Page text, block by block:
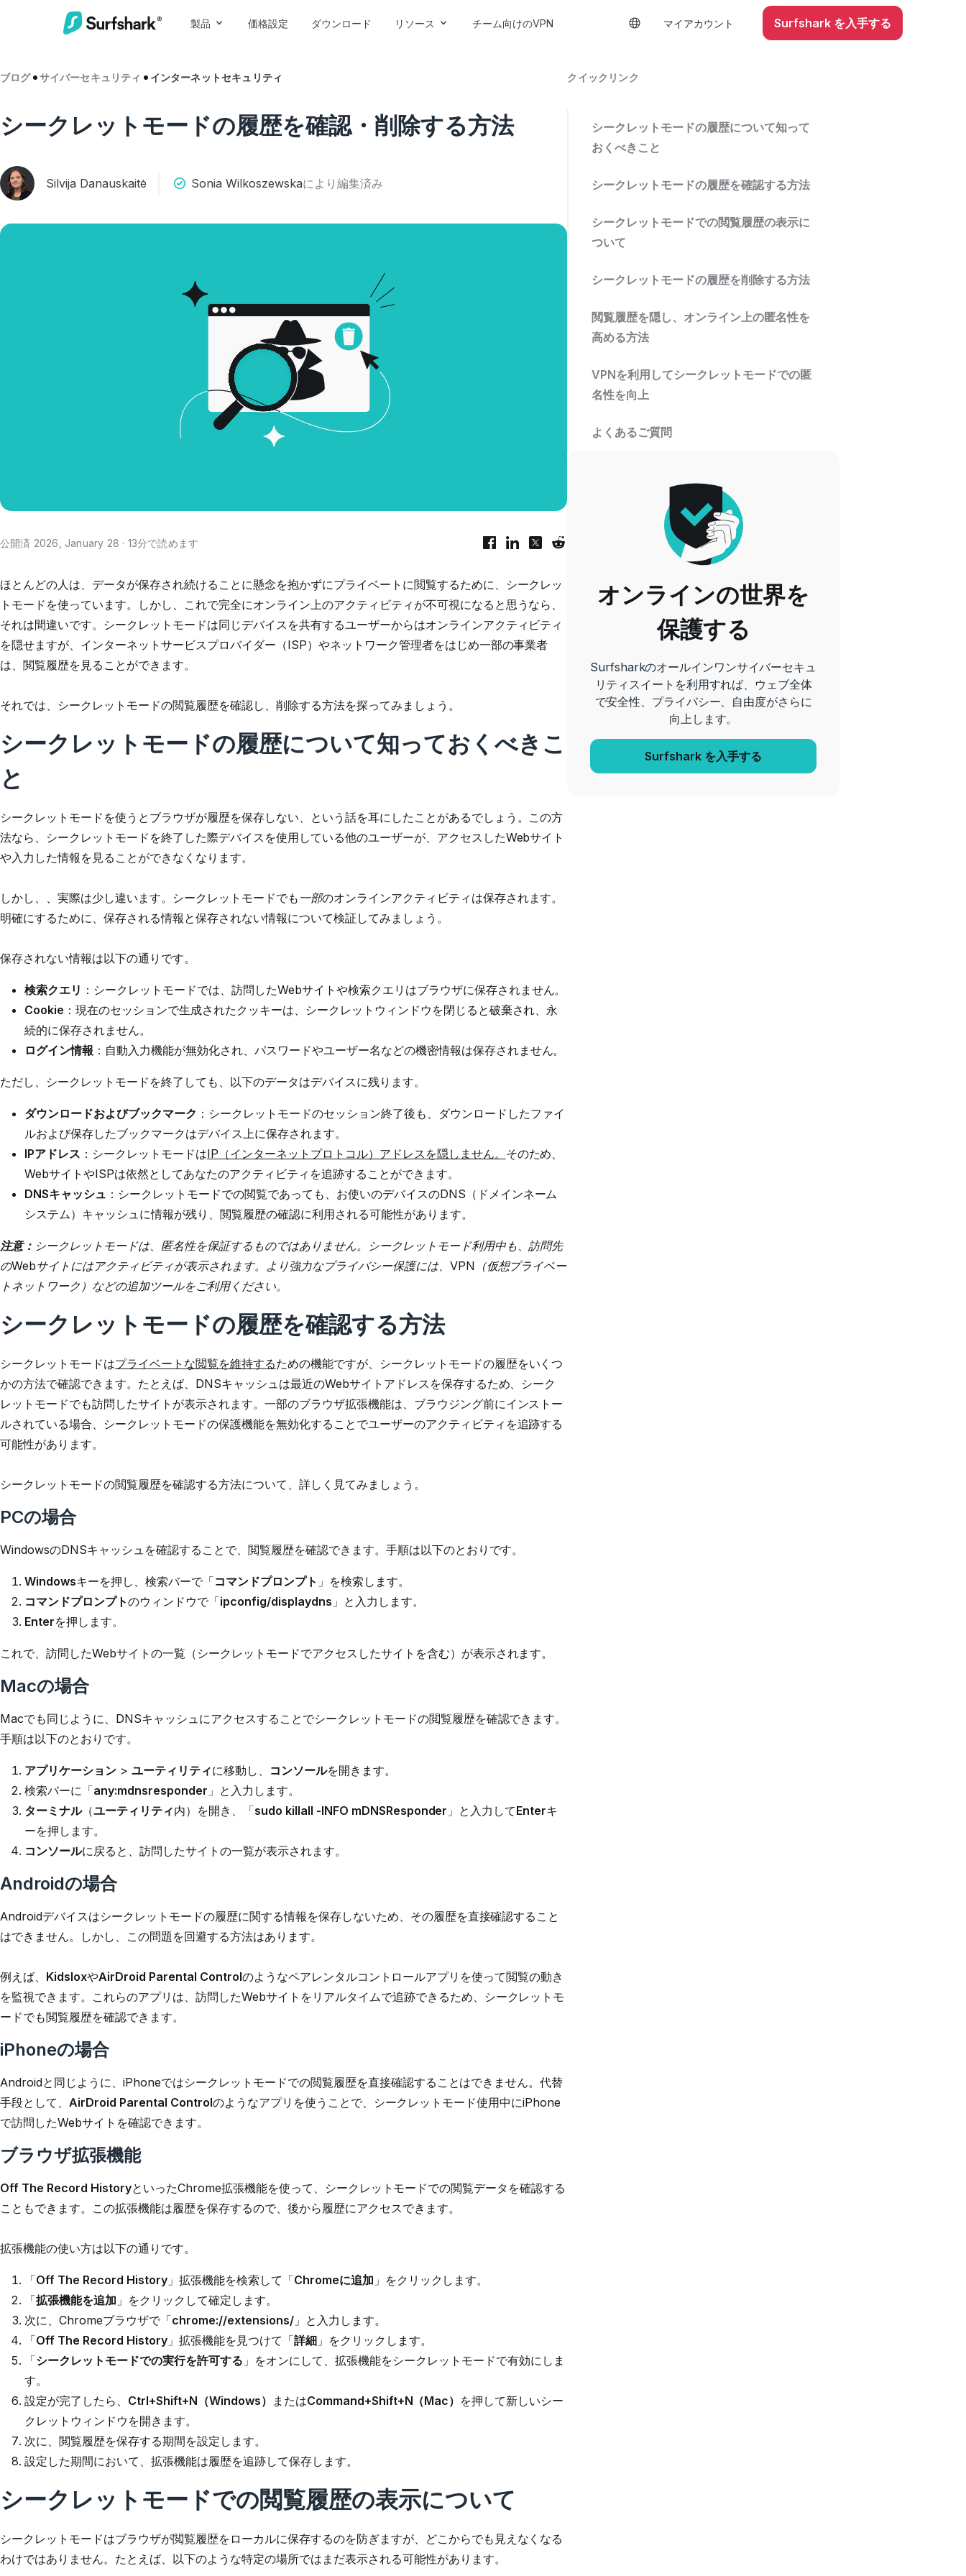
製品 価格設定 ダウンロード リソース チーム向けのVPN マイアカウント Surfshark を入手する
ブログ サイバーセキュリティ インターネットセキュリティ
シークレットモードの履歴を確認・削除する方法
Silvija Danauskaitė Sonia Wilkoszewskaにより編集済み
公開済 2026, January 28 · 13分で読めます
ほとんどの人は、データが保存され続けることに懸念を抱かずにプライベートに閲覧するために、シークレッ
トモードを使っています。しかし、これで完全にオンライン上のアクティビティが不可視になると思うなら、
それは間違いです。シークレットモードは同じデバイスを共有するユーザーからはオンラインアクティビティ
を隠せますが、インターネットサービスプロバイダー（ISP）やネットワーク管理者をはじめ一部の事業者
は、閲覧履歴を見ることができます。
それでは、シークレットモードの閲覧履歴を確認し、削除する方法を探ってみましょう。
シークレットモードの履歴について知っておくべきこ
と
シークレットモードを使うとブラウザが履歴を保存しない、という話を耳にしたことがあるでしょう。この方
法なら、シークレットモードを終了した際デバイスを使用している他のユーザーが、アクセスしたWebサイト
や入力した情報を見ることができなくなります。
しかし、、実際は少し違います。シークレットモードでも 一部のオンラインアクティビティは保存されます。
明確にするために、保存される情報と保存されない情報について検証してみましょう。
保存されない情報は以下の通りです。
検索クエリ ：シークレットモードでは、訪問したWebサイトや検索クエリはブラウザに保存されません。
Cookie ：現在のセッションで生成されたクッキーは、シークレットウィンドウを閉じると破棄され、永
続的に保存されません。
ログイン情報 ：自動入力機能が無効化され、パスワードやユーザー名などの機密情報は保存されません。
ただし、シークレットモードを終了しても、以下のデータはデバイスに残ります。
ダウンロードおよびブックマーク ：シークレットモードのセッション終了後も、ダウンロードしたファイ
ルおよび保存したブックマークはデバイス上に保存されます。
IPアドレス ：シークレットモードはIP（インターネットプロトコル）アドレスを隠しません。 そのため、
WebサイトやISPは依然としてあなたのアクティビティを追跡することができます。
DNSキャッシュ ：シークレットモードでの閲覧であっても、お使いのデバイスのDNS（ドメインネーム
システム）キャッシュに情報が残り、閲覧履歴の確認に利用される可能性があります。
注意： シークレットモードは、匿名性を保証するものではありません。シークレットモード利用中も、訪問先
のWebサイトにはアクティビティが表示されます。より強力なプライバシー保護には、VPN（仮想プライベー
トネットワーク）などの追加ツールをご利用ください。
シークレットモードの履歴を確認する方法
シークレットモードはプライベートな閲覧を維持するための機能ですが、シークレットモードの履歴をいくつ
かの方法で確認できます。たとえば、DNSキャッシュは最近のWebサイトアドレスを保存するため、シーク
レットモードでも訪問したサイトが表示されます。一部のブラウザ拡張機能は、ブラウジング前にインストー
ルされている場合、シークレットモードの保護機能を無効化することでユーザーのアクティビティを追跡する
可能性があります。
シークレットモードの閲覧履歴を確認する方法について、詳しく見てみましょう。
PCの場合
WindowsのDNSキャッシュを確認することで、閲覧履歴を確認できます。手順は以下のとおりです。
Windowsキーを押し、検索バーで「コマンドプロンプト 」を検索します。
コマンドプロンプトのウィンドウで「ipconfig/displaydns 」と入力します。
Enterを押します。
これで、訪問したWebサイトの一覧（シークレットモードでアクセスしたサイトを含む）が表示されます。
Macの場合
Macでも同じように、DNSキャッシュにアクセスすることでシークレットモードの閲覧履歴を確認できます。
手順は以下のとおりです。
アプリケーション> ユーティリティに移動し、 コンソールを開きます。
検索バーに「any:mdnsresponder 」と入力します。
ターミナル（ユーティリティ内）を開き、「sudo killall -INFO mDNSResponder 」と入力してEnterキ
ーを押します。
コンソールに戻ると、訪問したサイトの一覧が表示されます。
Androidの場合
Androidデバイスはシークレットモードの履歴に関する情報を保存しないため、その履歴を直接確認すること
はできません。しかし、この問題を回避する方法はあります。
例えば、 KidsloxやAirDroid Parental Controlのようなペアレンタルコントロールアプリを使って閲覧の動き
を監視できます。これらのアプリは、訪問したWebサイトをリアルタイムで追跡できるため、シークレットモ
ードでも閲覧履歴を確認できます。
iPhoneの場合
Androidと同じように、iPhoneではシークレットモードでの閲覧履歴を直接確認することはできません。代替
手段として、 AirDroid Parental Controlのようなアプリを使うことで、シークレットモード使用中にiPhone
で訪問したWebサイトを確認できます。
ブラウザ拡張機能
Off The Record HistoryといったChrome拡張機能を使って、シークレットモードでの閲覧データを確認する
こともできます。この拡張機能は履歴を保存するので、後から履歴にアクセスできます。
拡張機能の使い方は以下の通りです。
「Off The Record History」拡張機能を検索して「Chromeに追加 」をクリックします。
「拡張機能を追加 」をクリックして確定します。
次に、Chromeブラウザで「chrome://extensions/」と入力します。
「Off The Record History」拡張機能を見つけて「詳細」をクリックします。
「シークレットモードでの実行を許可する 」をオンにして、拡張機能をシークレットモードで有効にしま
す。
設定が完了したら、 Ctrl+Shift+N（Windows） またはCommand+Shift+N（Mac） を押して新しいシー
クレットウィンドウを開きます。
次に、閲覧履歴を保存する期間を設定します。
設定した期間において、拡張機能は履歴を追跡して保存します。
シークレットモードでの閲覧履歴の表示について
シークレットモードはブラウザが閲覧履歴をローカルに保存するのを防ぎますが、どこからでも見えなくなる
わけではありません。たとえば、以下のような特定の場所ではまだ表示される可能性があります。
クイックリンク
シークレットモードの履歴について知って
おくべきこと
シークレットモードの履歴を確認する方法
シークレットモードでの閲覧履歴の表示に
ついて
シークレットモードの履歴を削除する方法
閲覧履歴を隠し、オンライン上の匿名性を
高める方法
VPNを利用してシークレットモードでの匿
名性を向上
よくあるご質問
オンラインの世界を
保護する
Surfsharkのオールインワンサイバーセキュ
リティスイートを利用すれば、ウェブ全体
で安全性、プライバシー、自由度がさらに
向上します。
Surfshark を入手する